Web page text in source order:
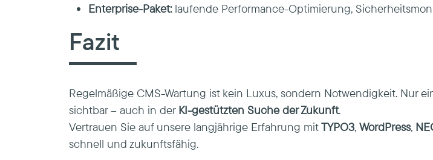
Enterprise-Paket:laufende Performance-Optimierung,
Fazit
Regelmäßige CMS-Wartung ist kein Luxus, sondern Notwendigkeit. Nur
sichtbar – auch in der KI-gestützten Suche der Zukunft.
Vertrauen Sie auf unsere langjährige Erfahrung mitTYPO3, WordPress,
schnell und zukunftsfähig.